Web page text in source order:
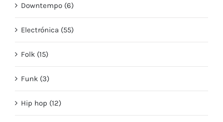
Downtempo (6)
Electrónica (55)
Folk (15)
Funk (3)
Hip hop (12)